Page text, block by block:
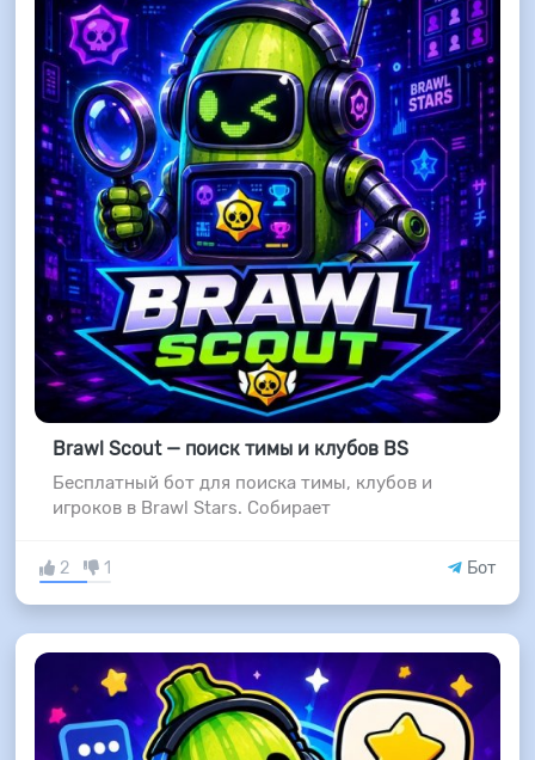
Brawl Scout — поиск тимы и клубов BS
Бесплатный бот для поиска тимы, клубов и
игроков в Brawl Stars. Собирает
2 1 Бот